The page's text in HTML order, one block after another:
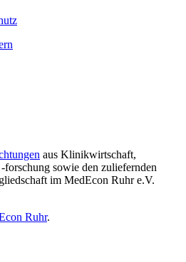
aus Klinikwirtschaft,
forschung sowie den zuliefernden
im MedEcon Ruhr e.V.
Ruhr.